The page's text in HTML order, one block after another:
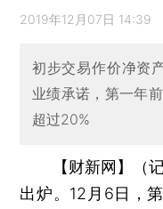
2019年12月07日 14:39
初步交易作价净资
业绩承诺，第一年
超过20%
【财新网】（
出炉。12月6日，